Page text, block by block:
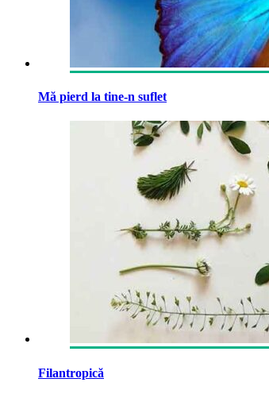
Mă pierd la tine-n suflet
Filantropică